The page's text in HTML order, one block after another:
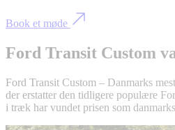
Book et møde
Ford Transit Custom
Ford Transit Custom – Danmarks
der erstatter den tidligere populære
i træk har vundet prisen som